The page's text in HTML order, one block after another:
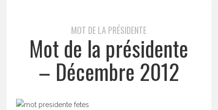
MOT DE LA PRÉSIDENTE
Mot de la présidente
– Décembre 2012